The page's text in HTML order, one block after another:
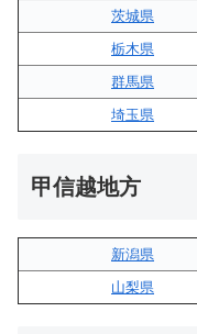
茨城県
栃木県
群馬県
埼玉県
甲信越地方
新潟県
山梨県